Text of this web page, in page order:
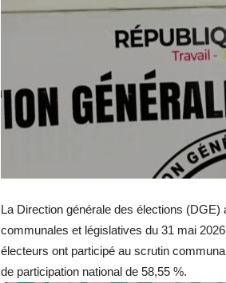
La Direction générale des élections
communales et législatives du 31 mai
électeurs ont participé au scrutin
de participation national de 58,55 %.